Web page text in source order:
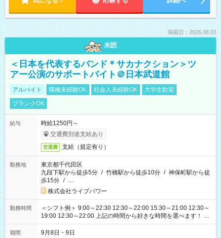
掲載日：2026.08.03
未読
＜日本を代表するバンド＊サカナクション＞ツ
アー公演のサポートバイト＠日本武道館
アルバイト 職種未経験OK 社会人未経験OK
大学生歓迎
ブランクOK
給与
時給1250円～
交通費別途支給あり
交通費 支給（規定有り）
勤務地
東京都千代田区
九段下駅から徒歩5分 / 竹橋駅から徒歩10分 / 神保町駅から徒
歩15分 / …
株式会社ライブパワー
勤務時間
＜シフト例＞ 9:00～22:30 12:30～22:00 15:30～21:00 12:30～
19:00 12:30～22:00 上記の時間から好きな時間を選べます！ ※
時間は変更となる可能性があります
期間 9月8日・9日